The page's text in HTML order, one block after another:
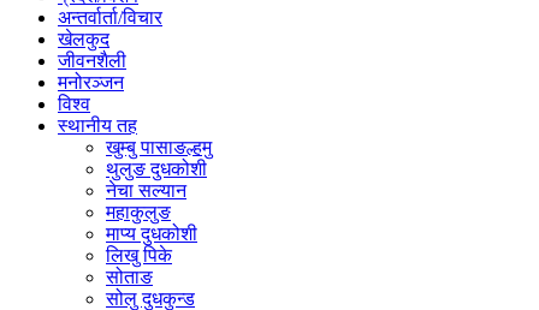
अन्तर्वार्ता/विचार
खेलकुद
जीवनशैली
मनोरञ्जन
विश्व
स्थानीय तह
खुम्बु पासाङल्हमु
थुलुङ दुधकोशी
नेचा सल्यान
महाकुलुङ
माप्य दुधकोशी
लिखु पिके
सोताङ
सोलु दुधकुन्ड